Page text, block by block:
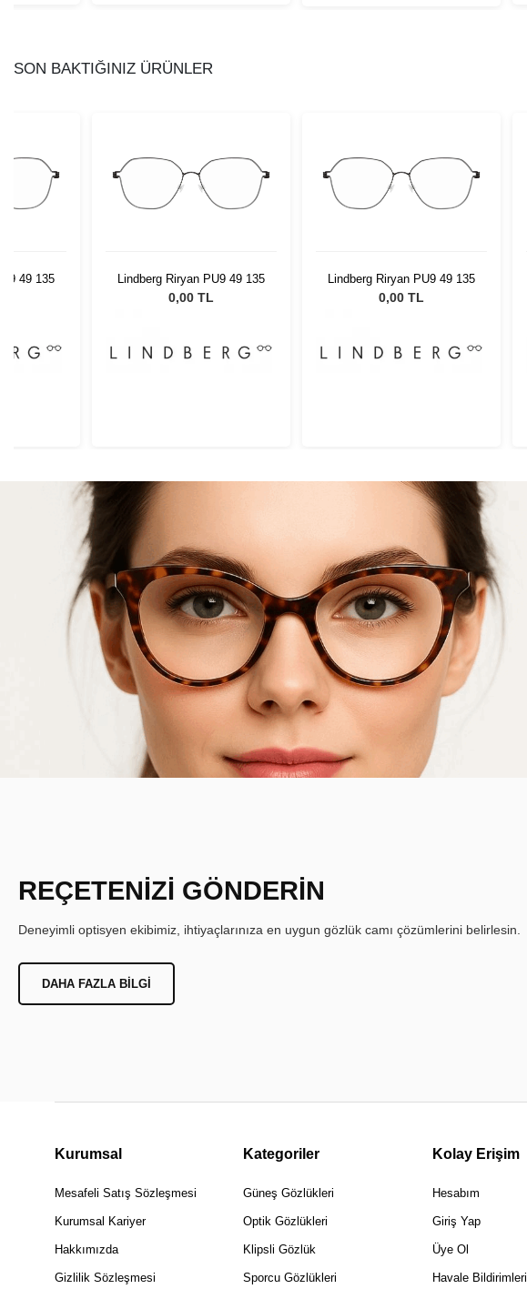
SON BAKTIĞINIZ ÜRÜNLER
49 135 Lindberg Riryan PU9 49 135
0,00 TL
Lindberg Riryan PU9 49 135
0,00 TL
REÇETENİZİ GÖNDERİN
Deneyimli optisyen ekibimiz, ihtiyaçlarınıza en uygun gözlük camı çözümlerini belirlesin.
DAHA FAZLA BILGI
Kurumsal
Mesafeli Satış Sözleşmesi
Kurumsal Kariyer
Hakkımızda
Gizlilik Sözleşmesi
Kategoriler
Güneş Gözlükleri
Optik Gözlükleri
Klipsli Gözlük
Sporcu Gözlükleri
Kolay Erişim
Hesabım
Giriş Yap
Üye Ol
Havale Bildirimleri